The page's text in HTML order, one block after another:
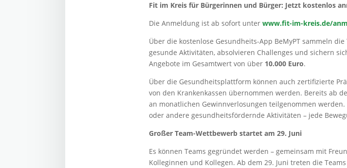
Fit im Kreis für Bürgerinnen und Bürger: Jetzt kostenlos
Die Anmeldung ist ab sofort unter www.fit-im-kreis.de/
Über die kostenlose Gesundheits-App BeMyPT sammeln
gesunde Aktivitäten, absolvieren Challenges und sichern
Angebote im Gesamtwert von über 10.000 Euro.
Über die Gesundheitsplattform können auch zertifizierte
von den Krankenkassen übernommen werden. Bereits ab
an monatlichen Gewinnverlosungen teilgenommen
oder andere gesundheitsfördernde Aktivitäten – jede
Großer Team-Wettbewerb startet am 29. Juni
Es können Teams gegründet werden – gemeinsam mit
Kolleginnen und Kollegen. Ab dem 29. Juni treten die